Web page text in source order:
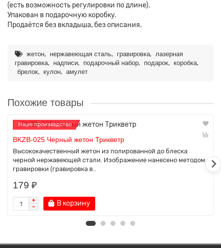
(есть возможность регулировки по длине).
Упакован в подарочную коробку.
Продаётся без вкладыша, без описания.
жетон, нержавеющая сталь, гравировка, лазерная
гравировка, надписи, подарочный набор, подарок, коробка,
брелок, кулон, амулет
Похожие товары
Наше производство
BKZB-025 Черный жетон Трикветр
Высококачественный жетон из полированной до блеска
черной нержавеющей стали. Изображение нанесено методом
гравировки (гравировка в..
179 ₽
В корзину